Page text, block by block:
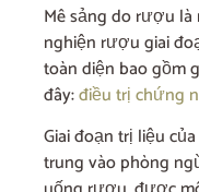
Mê sảng do rượu
nghiện rượu giai
toàn diện bao gồm
đây:điều trị chứng
Giai đoạn trị liệu
trung vào phòng